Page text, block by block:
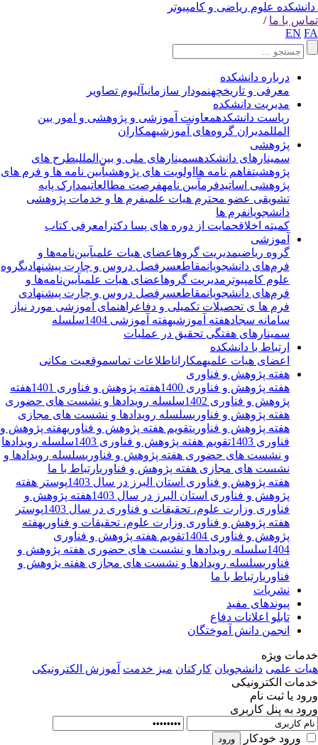
علوم ریاضی و کامپیوتر
با ما /
EN
درباره دانشکده
معرفی و تاریخچهنمودار سازمانیآلبوم تصاویر
مدیریت دانشکده
ریاست دانشکدهمعاونت آموزشی و پژوهشی و امور بین
المللمدیران گروه‌های آموزشیهمکاران
پژوهشی
سمینارهای دانشکدهسمینارهای ملی و بین‌المللیطرح های
پژوهشیتفاهم نامه هااولویت های پژوهشیآیین نامه ها و فرم های
پژوهشی اساتیدفرم آیین نامهفرصت مطالعاتیمدارک پایه
تشویقی عضو محترم هیات علمیفرم ها و خدمات پژوهشی
دانشجویانفرم ها
کمیته اخلاقحمایت از دوره های پسا دکترامعرفی کتاب
آموزشی
گروه ریاضیمدیریت گروهاعضای هیات علمیآیین‌نامه‌ها و
فرم‌های دانشجویانمقاطعسرفصل دروس و چارت پیشنهادیگروه
علوم کامپیوترمدیریت گروهاعضای هیات علمیآیین‌نامه‌ها و
فرم‌های دانشجویانمقاطعسرفصل دروس و چارت پیشنهادی
فرم ها ی تحصیلات تکمیلی و دفاعراهنمای آموزشی مورد نیاز
سامانه سجادهفته آموزشیهفته آموزشی 1404
سلسله
سمینارهای هفتگی تحقیق در عملیات
ارتباط با دانشکده
اعضای هیات علمیهمکاران اطلاعات تماسموقعیت مکانی
هفته پژوهش و فناوری
هفته پژوهش و فناوری 1400
هفته پژوهش و فناوری 1401
هفته
پژوهش و فناوری 1402
سلسله رویدادها و نشست های حضوری
هفته پژوهش و فناوریسلسله رویدادها و نشست های مجازی
هفته پژوهش و فناوریتقویم هفته پژوهش و فناوریهفته پژوهش و
فناوری 1403
تقویم هفته پژوهش و فناوری 1403
سلسله رویدادها
و نشست های حضوری هفته پژوهش و فناوریسلسله رویدادها و
نشست های مجازی هفته پژوهش و فناوریارتباط با ما
هفته پژوهش و فناوری استان البرز در سال 1403
پوستر هفته
پژوهش و فناوری استان البرز در سال 1403
هفته پژوهش و
فناوری وزارت علوم، تحقیقات و فناوری در سال 1403
پوستر
هفته پژوهش و فناوری وزارت علوم، تحقیقات و فناوریهفته
پژوهش و فناوری 1404
تقویم هفته پژوهش و فناوری
1404سلسله رویدادها و نشست های حضوری هفته پژوهش و
فناوریسلسله رویدادها و نشست های مجازی هفته یژوهش و
فناوریارتباط با ما
نشریات
پیوندهای مفید
تابلو اعلانات دفاع
انجمن دانش آموختگان
ویژه
علمی دانشجویان کارکنان میز خدمت آموزش الکترونیکی
الکترونیکی
یا ثبت نام
به پنل کاربری
ورود خودکار